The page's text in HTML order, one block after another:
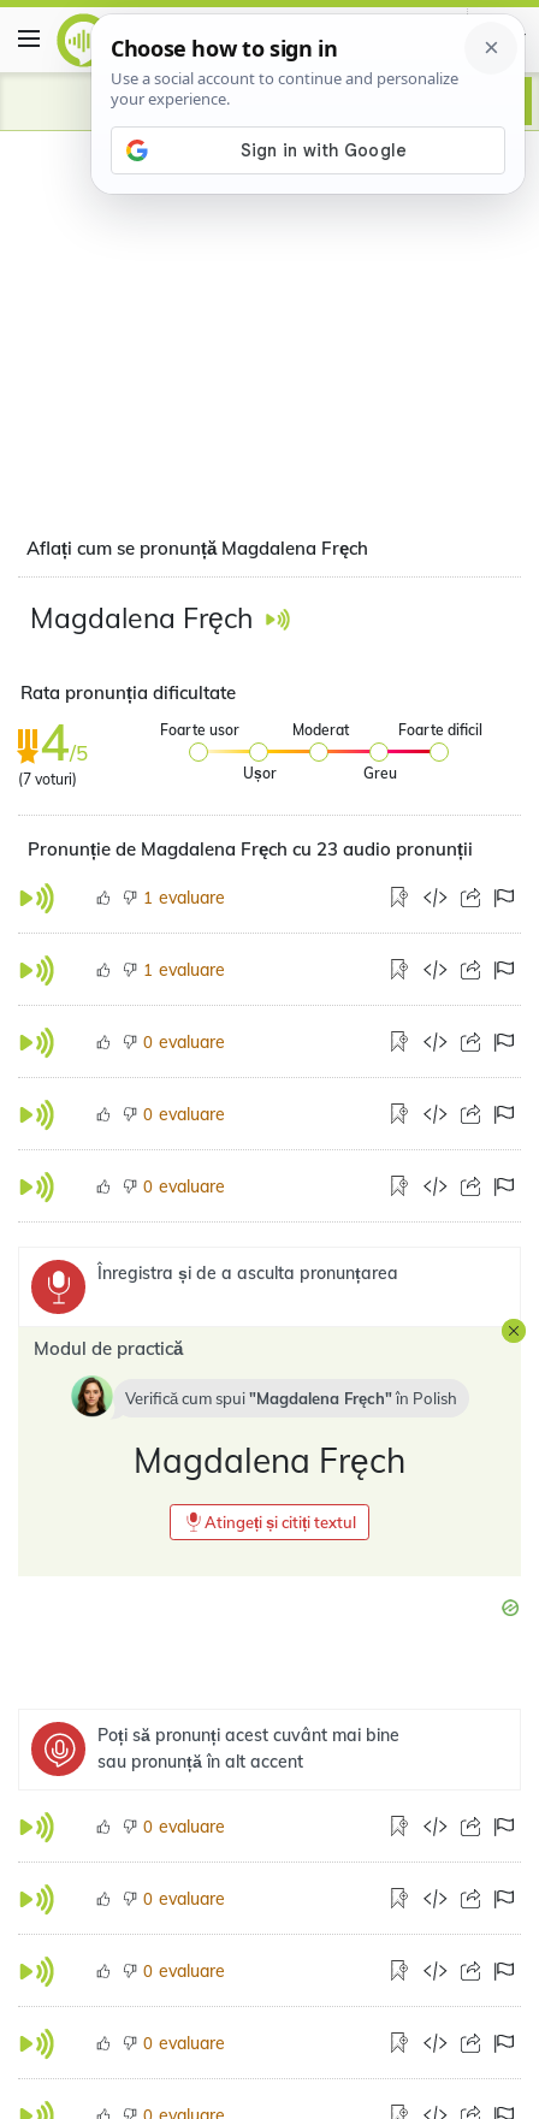
Advertisement
Aflați cum se pronunță Magdalena Fręch
Magdalena Fręch
Rata pronunția dificultate
4/5
(7 voturi)
Foarte usor
Ușor
Moderat
Greu
Foarte dificil
Pronunție de Magdalena Fręch cu 23 audio pronunții
1 evaluare
1 evaluare
0 evaluare
0 evaluare
0 evaluare
Înregistra și de a asculta pronunțarea
Modul de practică
Verifică cum spui Magdalena Fręch în Polish
Magdalena Fręch
Atingeți și citiți textul
Poți să pronunți acest cuvânt mai bine
sau pronunță în alt accent
0 evaluare
0 evaluare
0 evaluare
0 evaluare
0